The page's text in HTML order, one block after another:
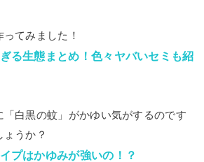
てみました！
る生態まとめ！色々ヤバいセミも紹
「白黒の蚊」がかゆい気がするのです
うか？
プはかゆみが強いの！？